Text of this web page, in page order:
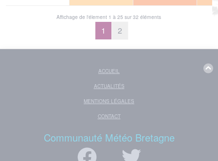
Affichage de l'élement 1 à 25 sur 32 éléments
1 2
ACCUEIL
ACTUALITÉS
MENTIONS LÉGALES
CONTACT
Communauté Météo Bretagne